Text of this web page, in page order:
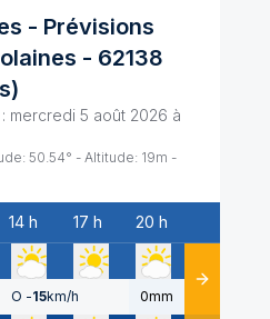
- Prévisions
- 62138
)
mercredi 5 août 2026 à
50.54° - Altitude: 19m -
14 h 17 h 20 h
O -15km/h 0mm Détails